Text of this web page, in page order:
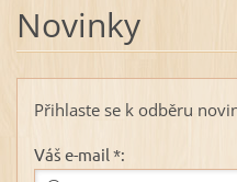
Novinky
Přihlaste se k odběru
Váš e-mail *: